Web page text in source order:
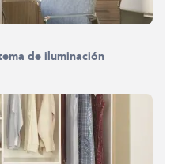
de iluminación